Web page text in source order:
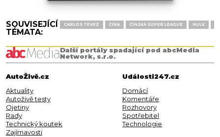
SOUVISEJÍCÍ
TÉMATA:
CARLOS TEVEZ ČÍNA ČÍNSKÁ SUPER LEAGUE HULK
Další portály spadající pod abcMedia
Network, s.r.o.
AutoŽivě.cz
Aktuality
Autoživě testy
Ojetiny
Rady
Technický koutek
Zajímavosti
Události247.cz
Domácí
Komentáře
Rozhovory
Spotřebitel
Technologie